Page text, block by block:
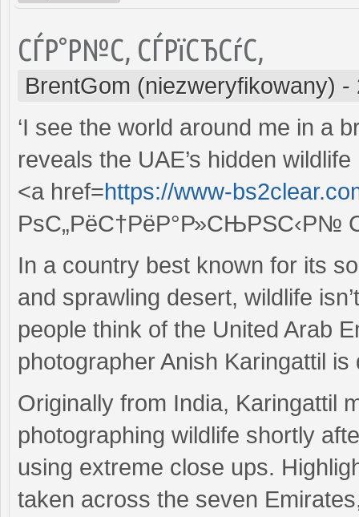
СЃР°Р№С‚ СЃРїСЂСѓС‚
BrentGom (niezweryfikowany) -
‘I see the world around me in a
reveals the UAE’s hidden wildlife
<a href=https://www-
РѕС„РёС†РёР°Р»СЊРЅС‹Р№
In a country best known for its
and sprawling desert, wildlife
people think of the United Arab
photographer Anish Karingattil
Originally from India, Karingattil
photographing wildlife shortly
using extreme close ups.
taken across the seven